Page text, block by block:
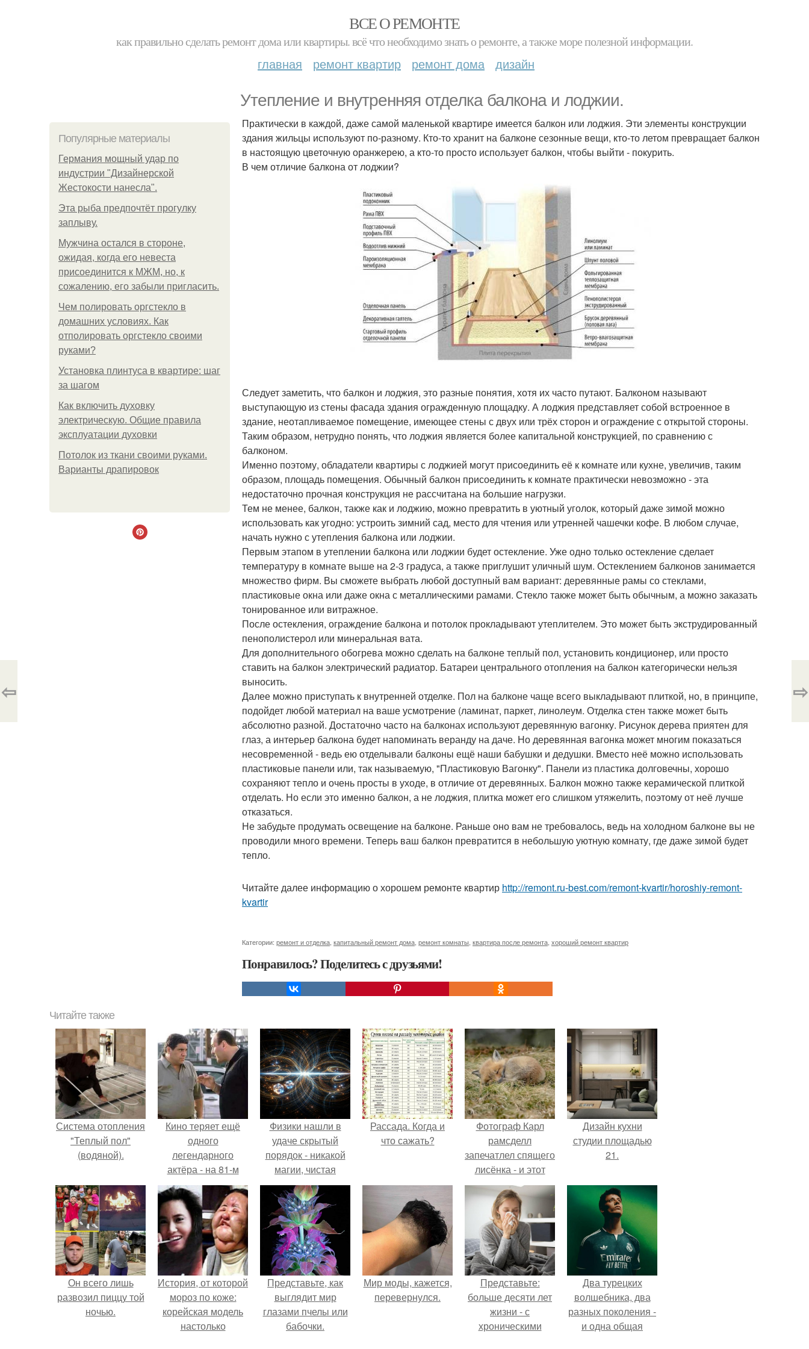
ВСЕ О РЕМОНТЕ
как правильно сделать ремонт дома или квартиры. всё что необходимо знать о ремонте, а также море полезной информации.
главная ремонт квартир ремонт дома дизайн
Утепление и внутренняя отделка балкона и лоджии.
Популярные материалы
Германия мощный удар по
индустрии "Дизайнерской
Жестокости нанесла".
Эта рыба предпочтёт прогулку
заплыву.
Мужчина остался в стороне,
ожидая, когда его невеста
присоединится к МЖМ, но, к
сожалению, его забыли пригласить.
Чем полировать оргстекло в
домашних условиях. Как
отполировать оргстекло своими
руками?
Установка плинтуса в квартире: шаг
за шагом
Как включить духовку
электрическую. Общие правила
эксплуатации духовки
Потолок из ткани своими руками.
Варианты драпировок
Практически в каждой, даже самой маленькой квартире имеется балкон или лоджия. Эти элементы конструкции
здания жильцы используют по-разному. Кто-то хранит на балконе сезонные вещи, кто-то летом превращает балкон
в настоящую цветочную оранжерею, а кто-то просто использует балкон, чтобы выйти - покурить.
В чем отличие балкона от лоджии?
Следует заметить, что балкон и лоджия, это разные понятия, хотя их часто путают. Балконом называют
выступающую из стены фасада здания огражденную площадку. А лоджия представляет собой встроенное в
здание, неотапливаемое помещение, имеющее стены с двух или трёх сторон и ограждение с открытой стороны.
Таким образом, нетрудно понять, что лоджия является более капитальной конструкцией, по сравнению с
балконом.
Именно поэтому, обладатели квартиры с лоджией могут присоединить её к комнате или кухне, увеличив, таким
образом, площадь помещения. Обычный балкон присоединить к комнате практически невозможно - эта
недостаточно прочная конструкция не рассчитана на большие нагрузки.
Тем не менее, балкон, также как и лоджию, можно превратить в уютный уголок, который даже зимой можно
использовать как угодно: устроить зимний сад, место для чтения или утренней чашечки кофе. В любом случае,
начать нужно с утепления балкона или лоджии.
Первым этапом в утеплении балкона или лоджии будет остекление. Уже одно только остекление сделает
температуру в комнате выше на 2-3 градуса, а также приглушит уличный шум. Остеклением балконов занимается
множество фирм. Вы сможете выбрать любой доступный вам вариант: деревянные рамы со стеклами,
пластиковые окна или даже окна с металлическими рамами. Стекло также может быть обычным, а можно заказать
тонированное или витражное.
После остекления, ограждение балкона и потолок прокладывают утеплителем. Это может быть экструдированный
пенополистерол или минеральная вата.
Для дополнительного обогрева можно сделать на балконе теплый пол, установить кондиционер, или просто
ставить на балкон электрический радиатор. Батареи центрального отопления на балкон категорически нельзя
выносить.
Далее можно приступать к внутренней отделке. Пол на балконе чаще всего выкладывают плиткой, но, в принципе,
подойдет любой материал на ваше усмотрение (ламинат, паркет, линолеум. Отделка стен также может быть
абсолютно разной. Достаточно часто на балконах используют деревянную вагонку. Рисунок дерева приятен для
глаз, а интерьер балкона будет напоминать веранду на даче. Но деревянная вагонка может многим показаться
несовременной - ведь ею отделывали балконы ещё наши бабушки и дедушки. Вместо неё можно использовать
пластиковые панели или, так называемую, "Пластиковую Вагонку". Панели из пластика долговечны, хорошо
сохраняют тепло и очень просты в уходе, в отличие от деревянных. Балкон можно также керамической плиткой
отделать. Но если это именно балкон, а не лоджия, плитка может его слишком утяжелить, поэтому от неё лучше
отказаться.
Не забудьте продумать освещение на балконе. Раньше оно вам не требовалось, ведь на холодном балконе вы не
проводили много времени. Теперь ваш балкон превратится в небольшую уютную комнату, где даже зимой будет
тепло.
Читайте далее информацию о хорошем ремонте квартир http://remont.ru-best.com/remont-kvartir/horoshiy-remont-
kvartir
Категории: ремонт и отделка капитальный ремонт дома ремонт комнаты квартира после ремонта хороший ремонт квартир
Понравилось? Поделитесь с друзьями!
⇦ ⇨
Читайте также
Система отопления
"Теплый пол"
(водяной).
Кино теряет ещё
одного
легендарного
актёра - на 81-м
году жизни не стало
Винсента пасторе.
Физики нашли в
удаче скрытый
порядок - никакой
магии, чистая
квантовая
механика.
Рассада. Когда и
что сажать?
Фотограф Карл
рамсделл
запечатлел спящего
лисёнка - и этот
кадр способен
растопить даже
самое суровое
сердце.
Дизайн кухни
студии площадью
21.
Он всего лишь
развозил пиццу той
ночью.
История, от которой
мороз по коже:
корейская модель
настолько
Представьте, как
выглядит мир
глазами пчелы или
бабочки.
Мир моды, кажется,
перевернулся.
Представьте:
больше десяти лет
жизни - с
хроническими
Два турецких
волшебника, два
разных поколения -
и одна общая